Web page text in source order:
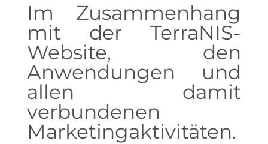
Im Zusammenhang
mit der TerraNIS-
Website, den
Anwendungen und
allen damit
verbundenen
Marketingaktivitäten.